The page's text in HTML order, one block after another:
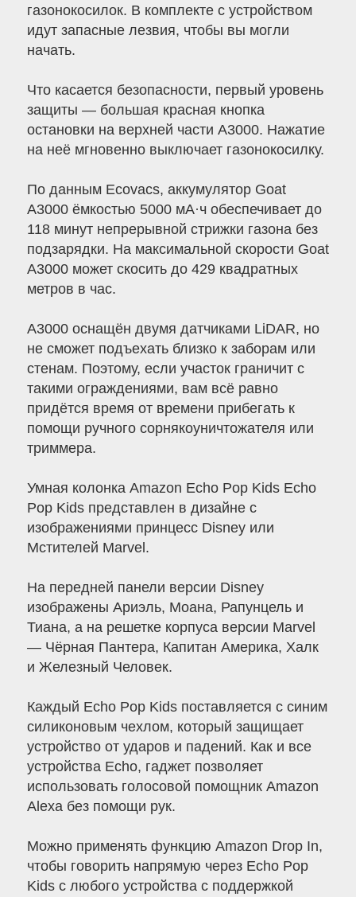
газонокосилок. В комплекте с устройством
идут запасные лезвия, чтобы вы могли
начать.
Что касается безопасности, первый уровень
защиты — большая красная кнопка
остановки на верхней части A3000. Нажатие
на неё мгновенно выключает газонокосилку.
По данным Ecovacs, аккумулятор Goat
A3000 ёмкостью 5000 мА·ч обеспечивает до
118 минут непрерывной стрижки газона без
подзарядки. На максимальной скорости Goat
A3000 может скосить до 429 квадратных
метров в час.
A3000 оснащён двумя датчиками LiDAR, но
не сможет подъехать близко к заборам или
стенам. Поэтому, если участок граничит с
такими ограждениями, вам всё равно
придётся время от времени прибегать к
помощи ручного сорнякоуничтожателя или
триммера.
Умная колонка Amazon Echo Pop Kids Echo
Pop Kids представлен в дизайне с
изображениями принцесс Disney или
Мстителей Marvel.
На передней панели версии Disney
изображены Ариэль, Моана, Рапунцель и
Тиана, а на решетке корпуса версии Marvel
— Чёрная Пантера, Капитан Америка, Халк
и Железный Человек.
Каждый Echo Pop Kids поставляется с синим
силиконовым чехлом, который защищает
устройство от ударов и падений. Как и все
устройства Echo, гаджет позволяет
использовать голосовой помощник Amazon
Alexa без помощи рук.
Можно применять функцию Amazon Drop In,
чтобы говорить напрямую через Echo Pop
Kids с любого устройства с поддержкой